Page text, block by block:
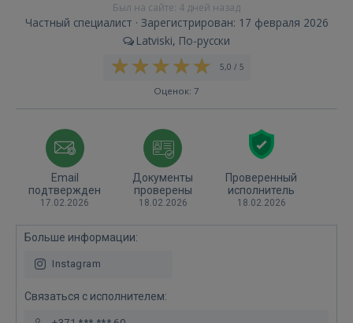
Был на сайте: 4 дней назад
Частный специалист · Зарегистрирован: 17 февраля 2026
Latviski, По-русски
5,0 / 5
Оценок: 7
Email
подтвержден
17.02.2026
Документы
проверены
18.02.2026
Проверенный
исполнитель
18.02.2026
Больше информации:
Instagram
Связаться с исполнителем: